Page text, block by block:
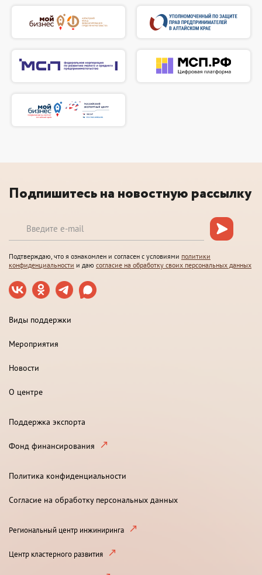
Подпишитесь на новостную рассылку
Подтверждаю, что я ознакомлен и согласен с условиями политики
конфиденциальности и даю согласие на обработку своих персональных данных
Виды поддержки
Мероприятия
Новости
О центре
Поддержка экспорта
Фонд финансирования
Политика конфиденциальности
Согласие на обработку персональных данных
Региональный центр инжиниринга
Центр кластерного развития